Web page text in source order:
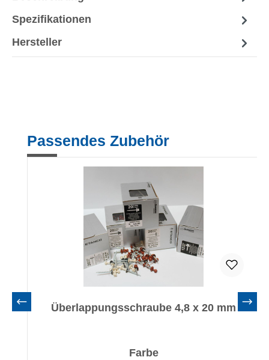
Spezifikationen
Hersteller
Produktgalerie überspringen
Passendes Zubehör
Überlappungsschraube 4,8 x 20 mm
Farbeauswählen